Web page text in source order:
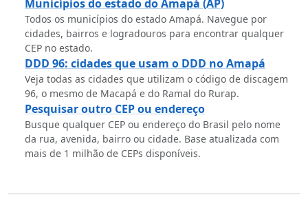
Municípios do estado do Amapá (AP)
Todos os municípios do estado Amapá. Navegue por
cidades, bairros e logradouros para encontrar qualquer
CEP no estado.
DDD 96: cidades que usam o DDD no Amapá
Veja todas as cidades que utilizam o código de discagem
96, o mesmo de Macapá e do Ramal do Rurap.
Pesquisar outro CEP ou endereço
Busque qualquer CEP ou endereço do Brasil pelo nome
da rua, avenida, bairro ou cidade. Base atualizada com
mais de 1 milhão de CEPs disponíveis.